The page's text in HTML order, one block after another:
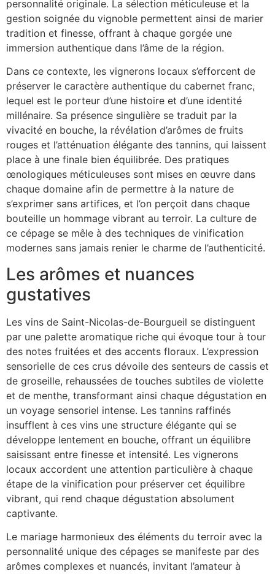
personnalité originale. La sélection méticuleuse et la
gestion soignée du vignoble permettent ainsi de marier
tradition et finesse, offrant à chaque gorgée une
immersion authentique dans l’âme de la région.
Dans ce contexte, les vignerons locaux s’efforcent de
préserver le caractère authentique du cabernet franc,
lequel est le porteur d’une histoire et d’une identité
millénaire. Sa présence singulière se traduit par la
vivacité en bouche, la révélation d’arômes de fruits
rouges et l’atténuation élégante des tannins, qui laissent
place à une finale bien équilibrée. Des pratiques
œnologiques méticuleuses sont mises en œuvre dans
chaque domaine afin de permettre à la nature de
s’exprimer sans artifices, et l’on perçoit dans chaque
bouteille un hommage vibrant au terroir. La culture de
ce cépage se mêle à des techniques de vinification
modernes sans jamais renier le charme de l’authenticité.
Les arômes et nuances
gustatives
Les vins de Saint-Nicolas-de-Bourgueil se distinguent
par une palette aromatique riche qui évoque tour à tour
des notes fruitées et des accents floraux. L’expression
sensorielle de ces crus dévoile des senteurs de cassis et
de groseille, rehaussées de touches subtiles de violette
et de menthe, transformant ainsi chaque dégustation en
un voyage sensoriel intense. Les tannins raffinés
insufflent à ces vins une structure élégante qui se
développe lentement en bouche, offrant un équilibre
saisissant entre finesse et intensité. Les vignerons
locaux accordent une attention particulière à chaque
étape de la vinification pour préserver cet équilibre
vibrant, qui rend chaque dégustation absolument
captivante.
Le mariage harmonieux des éléments du terroir avec la
personnalité unique des cépages se manifeste par des
arômes complexes et nuancés, invitant l’amateur à